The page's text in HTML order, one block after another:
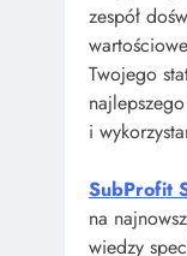
zespół
Twojego
i
SubProfit
na
wiedzy